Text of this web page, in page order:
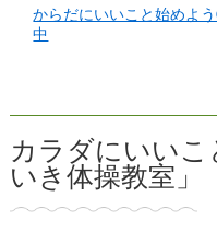
からだにいいこと始めよ
中
カラダにいい
いき体操教室」